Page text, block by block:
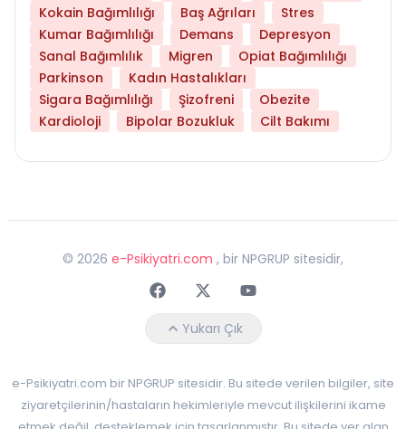
Kokain Bağımlılığı
Baş Ağrıları
Stres
Kumar Bağımlılığı
Demans
Depresyon
Sanal Bağımlılık
Migren
Opiat Bağımlılığı
Parkinson
Kadın Hastalıkları
Sigara Bağımlılığı
Şizofreni
Obezite
Kardioloji
Bipolar Bozukluk Cilt Bakımı
© 2026 e-Psikiyatri.com , bir NPGRUP sitesidir,
FaceebokTwitterYoutube
Yukarı Çık
e-Psikiyatri.com bir NPGRUP sitesidir. Bu sitede verilen bilgiler, site
ziyaretçilerinin/hastaların hekimleriyle mevcut ilişkilerini ikame